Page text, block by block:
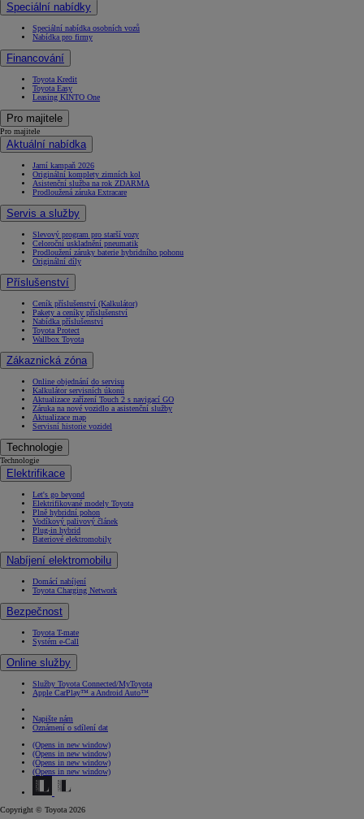
Speciální nabídky
Speciální nabídka osobních vozů
Nabídka pro firmy
Financování
Toyota Kredit
Toyota Easy
Leasing KINTO One
Pro majitele
Pro majitele
Aktuální nabídka
Jarní kampaň 2026
Originální komplety zimních kol
Asistenční služba na rok ZDARMA
Prodloužená záruka Extracare
Servis a služby
Slevový program pro starší vozy
Celoroční uskladnění pneumatik
Prodloužení záruky baterie hybridního pohonu
Originální díly
Příslušenství
Ceník příslušenství (Kalkulátor)
Pakety a ceníky příslušenství
Nabídka příslušenství
Toyota Protect
Wallbox Toyota
Zákaznická zóna
Online objednání do servisu
Kalkulátor servisních úkonů
Aktualizace zařízení Touch 2 s navigací GO
Záruka na nové vozidlo a asistenční služby
Aktualizace map
Servisní historie vozidel
Technologie
Technologie
Elektrifikace
Let's go beyond
Elektrifikované modely Toyota
Plně hybridní pohon
Vodíkový palivový článek
Plug-in hybrid
Bateriové elektromobily
Nabíjení elektromobilu
Domácí nabíjení
Toyota Charging Network
Bezpečnost
Toyota T-mate
Systém e-Call
Online služby
Služby Toyota Connected/MyToyota
Apple CarPlay™ a Android Auto™
Napište nám
Oznámení o sdílení dat
(Opens in new window)
(Opens in new window)
(Opens in new window)
(Opens in new window)
Copyright © Toyota 2026